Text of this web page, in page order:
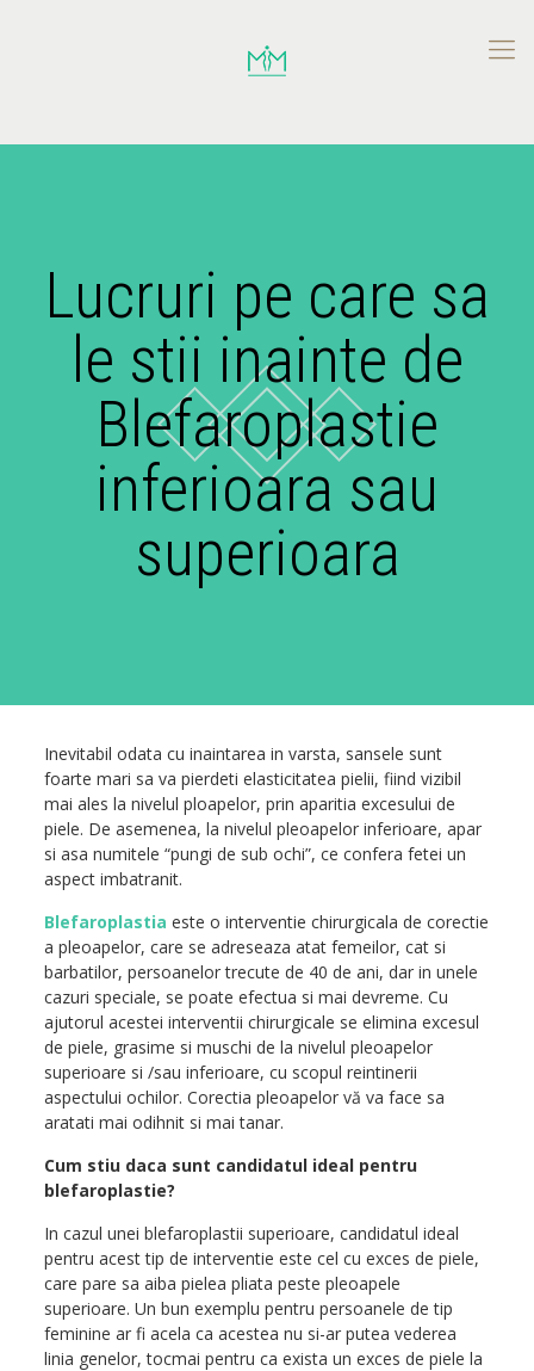
Lucruri pe care sa
le stii inainte de
Blefaroplastie
inferioara sau
superioara
Inevitabil odata cu inaintarea in varsta, sansele sunt
foarte mari sa va pierdeti elasticitatea pielii, fiind vizibil
mai ales la nivelul ploapelor, prin aparitia excesului de
piele. De asemenea, la nivelul pleoapelor inferioare, apar
si asa numitele “pungi de sub ochi”, ce confera fetei un
aspect imbatranit.
Blefaroplastia este o interventie chirurgicala de corectie
a pleoapelor, care se adreseaza atat femeilor, cat si
barbatilor, persoanelor trecute de 40 de ani, dar in unele
cazuri speciale, se poate efectua si mai devreme. Cu
ajutorul acestei interventii chirurgicale se elimina excesul
de piele, grasime si muschi de la nivelul pleoapelor
superioare si /sau inferioare, cu scopul reintinerii
aspectului ochilor. Corectia pleoapelor vă va face sa
aratati mai odihnit si mai tanar.
Cum stiu daca sunt candidatul ideal pentru
blefaroplastie?
In cazul unei blefaroplastii superioare, candidatul ideal
pentru acest tip de interventie este cel cu exces de piele,
care pare sa aiba pielea pliata peste pleoapele
superioare. Un bun exemplu pentru persoanele de tip
feminine ar fi acela ca acestea nu si-ar putea vederea
linia genelor, tocmai pentru ca exista un exces de piele la